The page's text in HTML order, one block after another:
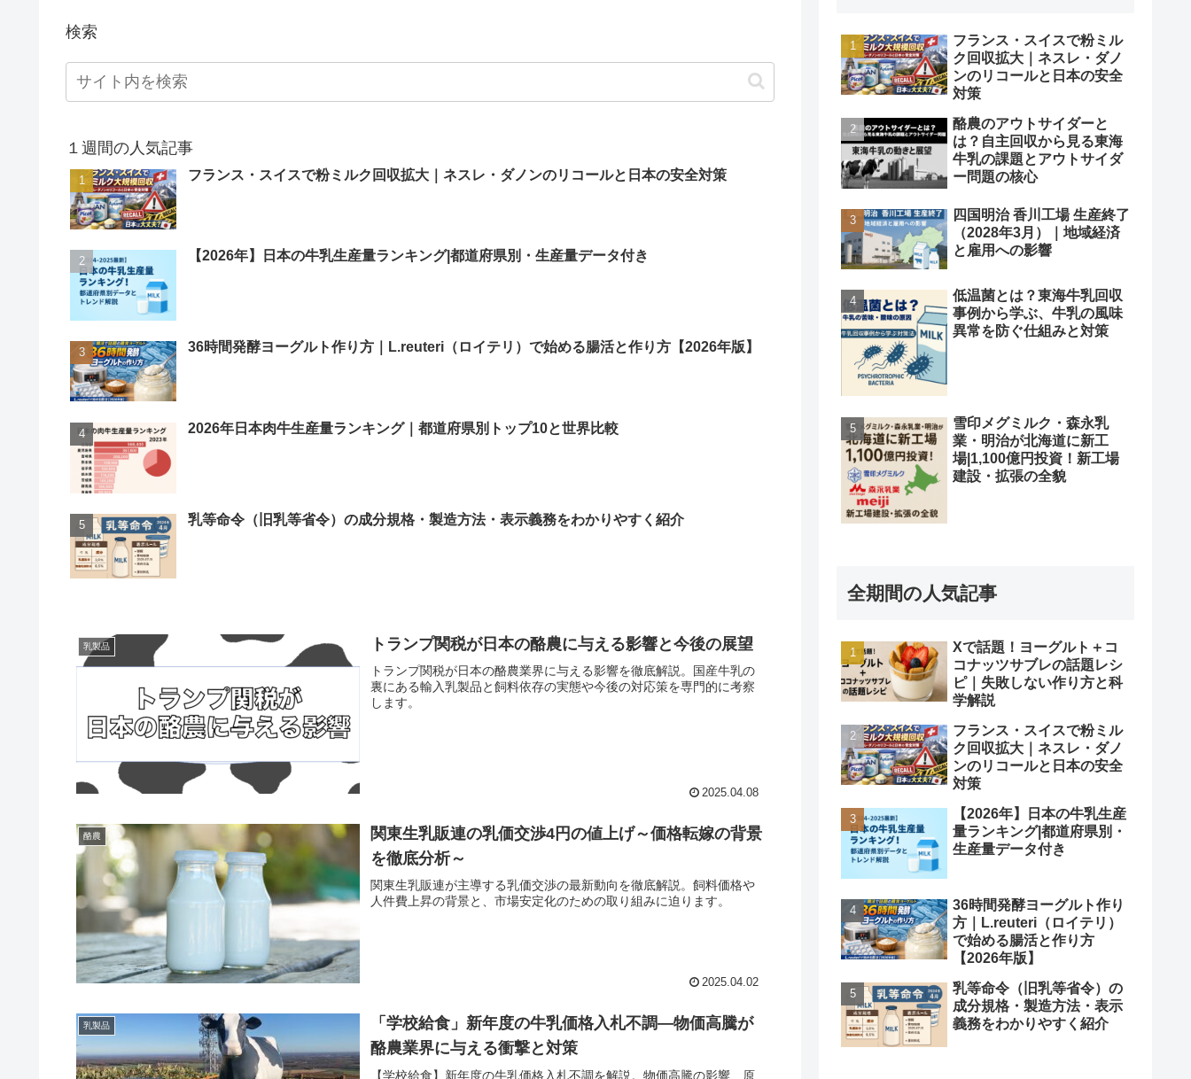
検索
１週間の人気記事
フランス・スイスで粉ミルク回収拡大｜ネスレ・ダノンのリコールと日本の安全対策
【2026年】日本の牛乳生産量ランキング|都道府県別・生産量データ付き
36時間発酵ヨーグルト作り方｜L.reuteri（ロイテリ）で始める腸活と作り方【2026年版】
2026年日本肉牛生産量ランキング｜都道府県別トップ10と世界比較
乳等命令（旧乳等省令）の成分規格・製造方法・表示義務をわかりやすく紹介
乳製品 トランプ関税が日本の酪農に与える影響と今後の展望
トランプ関税が日本の酪農業界に与える影響を徹底解説。国産牛乳の
裏にある輸入乳製品と飼料依存の実態や今後の対応策を専門的に考察
します。
2025.04.08
酪農
関東生乳販連の乳価交渉4円の値上げ～価格転嫁の背景
を徹底分析～
関東生乳販連が主導する乳価交渉の最新動向を徹底解説。飼料価格や
人件費上昇の背景と、市場安定化のための取り組みに迫ります。
2025.04.02
乳製品
「学校給食」新年度の牛乳価格入札不調―物価高騰が
酪農業界に与える衝撃と対策
【学校給食】新年度の牛乳価格入札不調を解説。物価高騰の影響、原
フランス・スイスで粉ミル
ク回収拡大｜ネスレ・ダノ
ンのリコールと日本の安全
対策
酪農のアウトサイダーと
は？自主回収から見る東海
牛乳の課題とアウトサイダ
ー問題の核心
四国明治 香川工場 生産終了
（2028年3月）｜地域経済
と雇用への影響
低温菌とは？東海牛乳回収
事例から学ぶ、牛乳の風味
異常を防ぐ仕組みと対策
雪印メグミルク・森永乳
業・明治が北海道に新工
場|1,100億円投資！新工場
建設・拡張の全貌
全期間の人気記事
Xで話題！ヨーグルト＋コ
コナッツサブレの話題レシ
ピ｜失敗しない作り方と科
学解説
フランス・スイスで粉ミル
ク回収拡大｜ネスレ・ダノ
ンのリコールと日本の安全
対策
【2026年】日本の牛乳生産
量ランキング|都道府県別・
生産量データ付き
36時間発酵ヨーグルト作り
方｜L.reuteri（ロイテリ）
で始める腸活と作り方
【2026年版】
乳等命令（旧乳等省令）の
成分規格・製造方法・表示
義務をわかりやすく紹介